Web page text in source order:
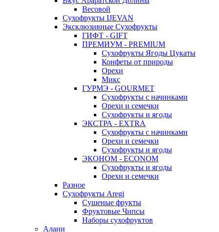
Весовой
Сухофрукты IJEVAN
Эксклюзивные Сухофрукты
ГИФТ - GIFT
ПРЕМИУМ - PREMIUM
Сухофрукты Ягоды Цукаты
Конфеты от природы
Орехи
Микс
ГУРМЭ - GOURMET
Сухофрукты с начинками
Орехи и семечки
Сухофрукты и ягоды
ЭКСТРА - EXTRA
Сухофрукты с начинками
Орехи и семечки
Сухофрукты и ягоды
ЭКОНОМ - ECONOM
Сухофрукты и ягоды
Орехи и семечки
Разное
Сухофрукты Aregi
Сушеные фрукты
Фруктовые Чипсы
Наборы сухофруктов
Алани